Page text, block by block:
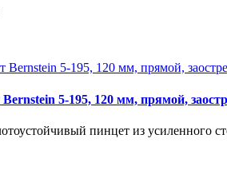
5-195, 120 мм, прямой,
пинцет из усиленного